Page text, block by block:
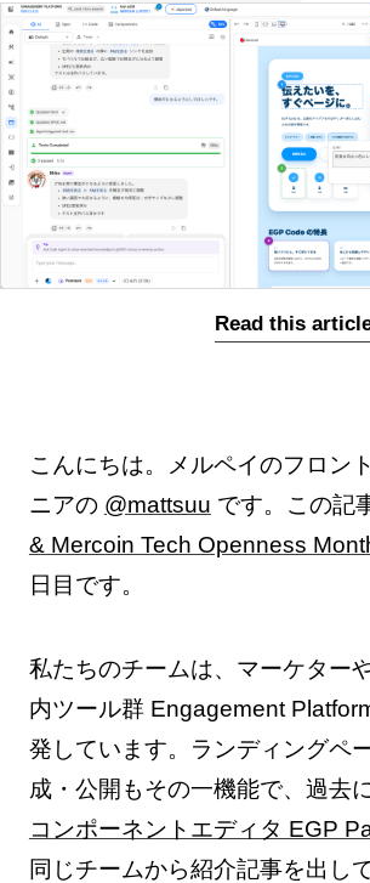
Read this
こんにちは。メルペイのフロン
ニアの @mattsuu です。この記
& Mercoin Tech Openness
日目です。
私たちのチームは、マーケター
内ツール群 Engagement
発しています。ランディングペ
成・公開もその一機能で、過去
コンポーネントエディタ EGP
同じチームから紹介記事を出し